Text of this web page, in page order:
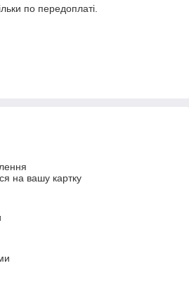
по передоплаті.
на вашу картку